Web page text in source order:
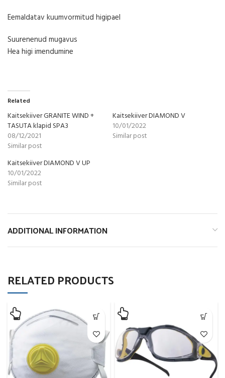
Eemaldatav kuumvormitud higipael
Suurenenud mugavus
Hea higi imendumine
Related
Kaitsekiiver GRANITE WIND +
TASUTA klapid SPA3
08/12/2021
Similar post
Kaitsekiiver DIAMOND V
10/01/2022
Similar post
Kaitsekiiver DIAMOND V UP
10/01/2022
Similar post
ADDITIONAL INFORMATION
RELATED PRODUCTS